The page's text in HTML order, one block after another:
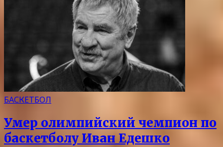
БАСКЕТБОЛ
Умер олимпийский чемпион по
баскетболу Иван Едешко